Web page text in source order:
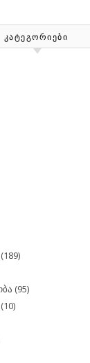
ᲙᲐᲢᲔᲒᲝᲠᲘᲔᲑᲘ
(189)
(95)
(10)